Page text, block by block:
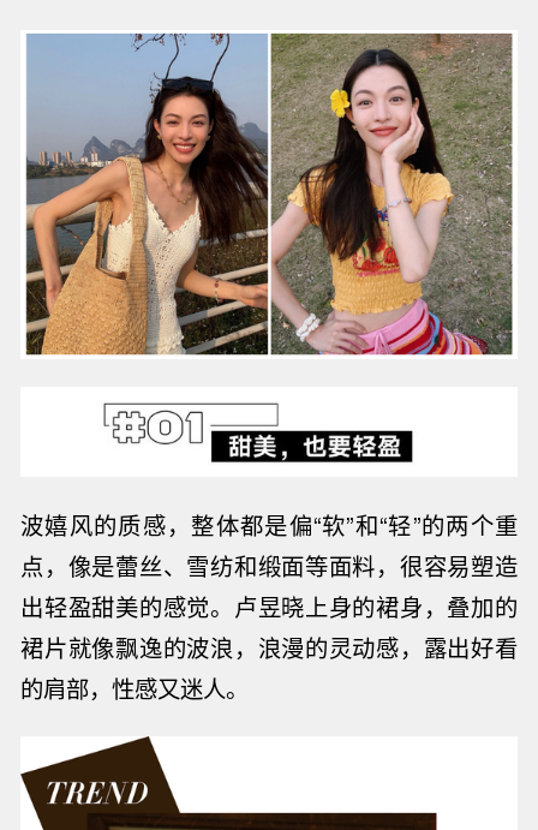
波嬉风的质感，整体都是偏“软”和“轻”的两个重
点，像是蕾丝、雪纺和缎面等面料，很容易塑造
出轻盈甜美的感觉。 卢昱晓上身的裙身，叠加的
裙片就像飘逸的波浪，浪漫的灵动感，露出好看
的肩部，性感又迷人。